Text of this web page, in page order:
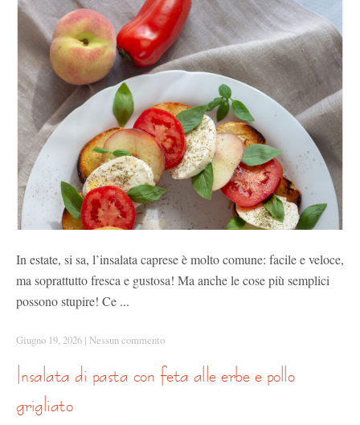
In estate, si sa, l’insalata caprese è molto comune: facile e veloce,
ma soprattutto fresca e gustosa! Ma anche le cose più semplici
possono stupire! Ce ...
Giugno 19, 2026 | Nessun commento
insalata di pasta con feta alle erbe e pollo
grigliato